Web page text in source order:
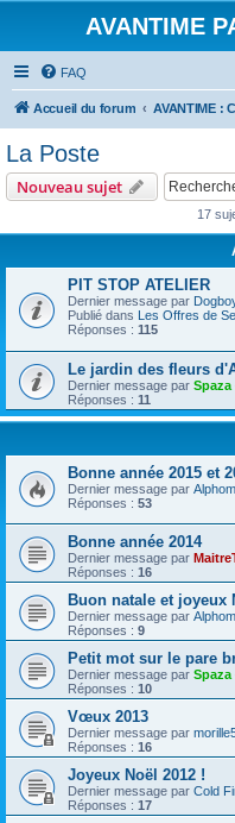
AVANTIME
FAQ
Accueil du forum
La Poste
Nouveau sujet
17
PIT STOP ATELIER
Dernier message par
Publié dans Les Offres de
Réponses : 115
Le jardin des fleurs
Dernier message par Spaza
Réponses : 11
Bonne année 2015 et
Dernier message par
Réponses : 53
Bonne année 2014
Dernier message par
Réponses : 16
Buon natale et joyeux
Dernier message par
Réponses : 9
Petit mot sur le pare
Dernier message par Spaza
Réponses : 10
Vœux 2013
Dernier message par
Réponses : 16
Joyeux Noël 2012 !
Dernier message par Cold
Réponses : 17